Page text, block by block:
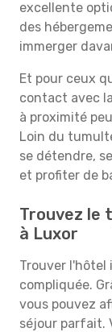
excellente
des
immerger
Et pour ceux
contact avec
à proximité
Loin du
se détendre,
et profiter de
Trouvez le
à Luxor
Trouver l'hôtel
compliquée.
vous pouvez
séjour parfait.